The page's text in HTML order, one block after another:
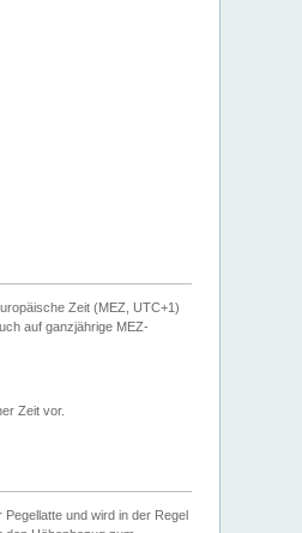
Zeit (MEZ, UTC+1)
auf ganzjährige MEZ-
Zeit vor.
Pegellatte und wird in der Regel